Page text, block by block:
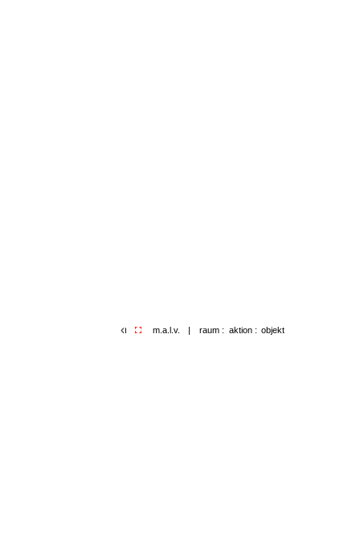
m.a.l.v. | raum : aktion : objekt